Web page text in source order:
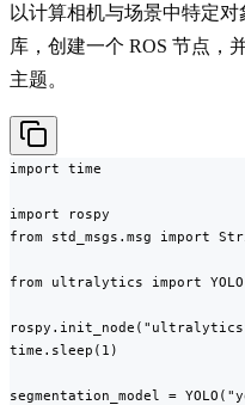
以计算相机与场景中特定
库，创建一个 ROS 节点，
主题。
import time
import rospy
from std_msgs.msg import
from ultralytics import YOLO
time.sleep(1)
segmentation_model =